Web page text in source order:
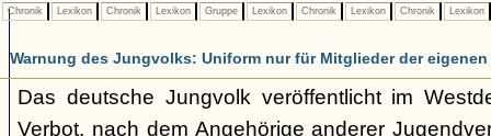
Chronik Lexikon Chronik Lexikon Gruppe Lexikon Chronik Lexikon Chronik Lexikon
Warnung des Jungvolks: Uniform nur für Mitglieder der
Das deutsche Jungvolk veröffentlicht im
Verbot, nach dem Angehörige anderer